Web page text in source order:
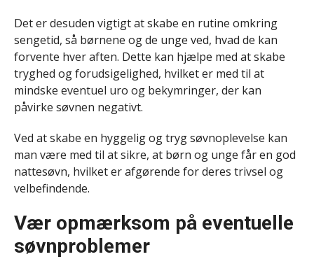
Det er desuden vigtigt at skabe en rutine omkring
sengetid, så børnene og de unge ved, hvad de kan
forvente hver aften. Dette kan hjælpe med at skabe
tryghed og forudsigelighed, hvilket er med til at
mindske eventuel uro og bekymringer, der kan
påvirke søvnen negativt.
Ved at skabe en hyggelig og tryg søvnoplevelse kan
man være med til at sikre, at børn og unge får en god
nattesøvn, hvilket er afgørende for deres trivsel og
velbefindende.
Vær opmærksom på eventuelle
søvnproblemer